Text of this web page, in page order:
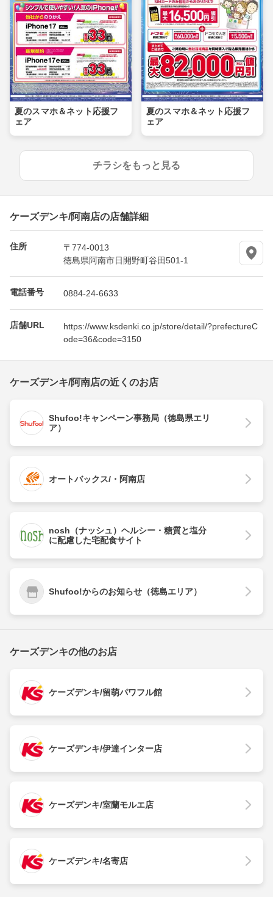
夏のスマホ＆ネット応援フ
ェア
夏のスマホ＆ネット応援フ
ェア
チラシをもっと見る
ケーズデンキ/阿南店の店舗詳細
住所
〒774-0013
徳島県阿南市日開野町谷田501-1
電話番号 0884-24-6633
店舗URL
https://www.ksdenki.co.jp/store/detail/?prefectureC
ode=36&code=3150
ケーズデンキ/阿南店の近くのお店
Shufoo!キャンペーン事務局（徳島県エリ
ア）
オートバックス/・阿南店
nosh（ナッシュ）ヘルシー・糖質と塩分
に配慮した宅配食サイト
Shufoo!からのお知らせ（徳島エリア）
ケーズデンキの他のお店
ケーズデンキ/留萌パワフル館
ケーズデンキ/伊達インター店
ケーズデンキ/室蘭モルエ店
ケーズデンキ/名寄店